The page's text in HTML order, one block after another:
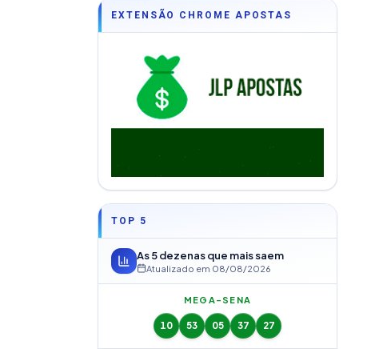
EXTENSÃO CHROME APOSTAS
TOP 5
As 5 dezenas que mais saem
Atualizado em 08/08/2026
MEGA-SENA
10 53 05 37 27